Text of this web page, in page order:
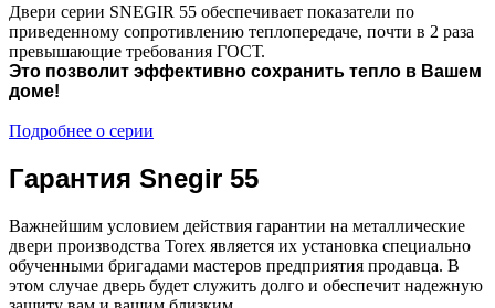
Двери серии SNEGIR 55 обеспечивает показатели по
приведенному сопротивлению теплопередаче, почти в 2 раза
превышающие требования ГОСТ.
Это позволит эффективно сохранить тепло в Вашем
доме!
Подробнее о серии
Гарантия Snegir 55
Важнейшим условием действия гарантии на металлические
двери производства Torex является их установка специально
обученными бригадами мастеров предприятия продавца. В
этом случае дверь будет служить долго и обеспечит надежную